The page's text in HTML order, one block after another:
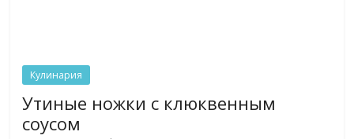
Кулинария
Утиные ножки с клюквенным
соусом